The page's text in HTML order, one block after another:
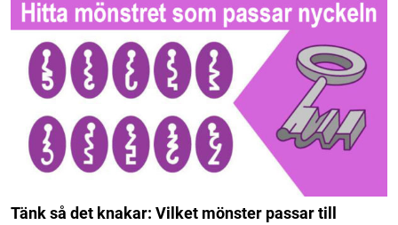
Tänk så det knakar: Vilket mönster passar till